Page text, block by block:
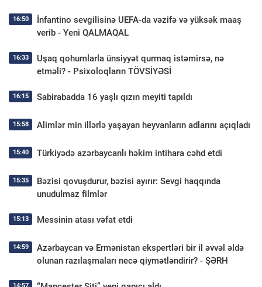
16:50
İnfantino sevgilisinə UEFA-da vəzifə və yüksək maaş
verib - Yeni QALMAQAL
16:33
Uşaq qohumlarla ünsiyyət qurmaq istəmirsə, nə
etməli? - Psixoloqların TÖVSİYƏSİ
16:15 Sabirabadda 16 yaşlı qızın meyiti tapıldı
15:58 Alimlər min illərlə yaşayan heyvanların adlarını açıqladı
15:40 Türkiyədə azərbaycanlı həkim intihara cəhd etdi
15:35
Bəzisi qovuşdurur, bəzisi ayırır: Sevgi haqqında
unudulmaz filmlər
15:13 Messinin atası vəfat etdi
14:59
Azərbaycan və Ermənistan ekspertləri bir il əvvəl əldə
olunan razılaşmaları necə qiymətləndirir? - ŞƏRH